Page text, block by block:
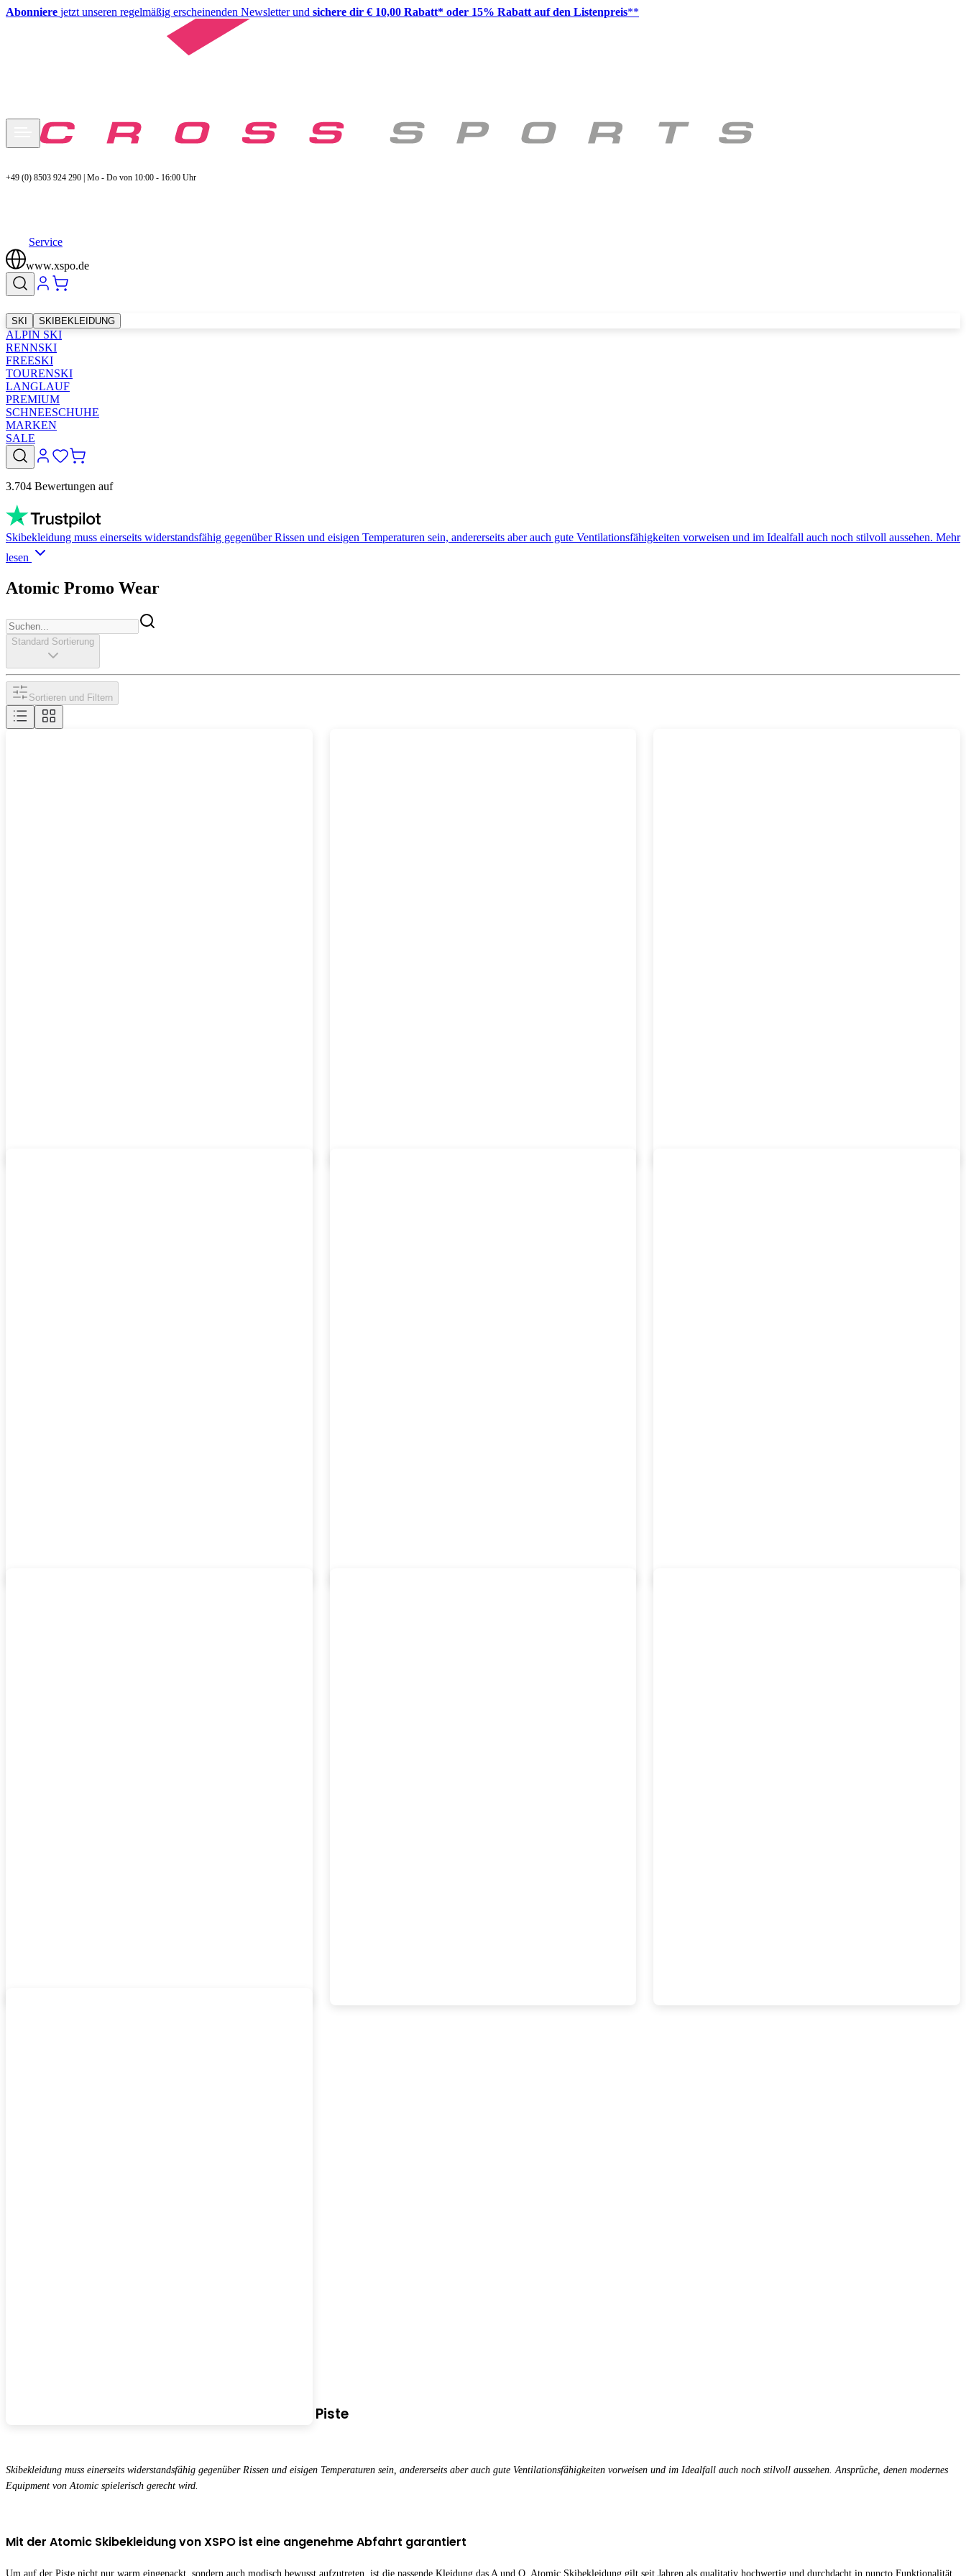
Abonniere jetzt unseren regelmäßig erscheinenden Newsletter und sichere dir € 10,00 Rabatt* oder 15% Rabatt auf den Listenpreis**
+49 (0) 8503 924 290 | Mo - Do von 10:00 - 16:00 Uhr
Service
www.xspo.de
SKI SKIBEKLEIDUNG
ALPIN SKI
RENNSKI
FREESKI
TOURENSKI
LANGLAUF
PREMIUM
SCHNEESCHUHE
MARKEN
SALE
3.704 Bewertungen auf
Skibekleidung muss einerseits widerstandsfähig gegenüber Rissen und eisigen Temperaturen sein, andererseits aber auch gute Ventilationsfähigkeiten vorweisen und im Idealfall auch noch stilvoll aussehen. Mehr
lesen
Atomic Promo Wear
Standard Sortierung
Sortieren und Filtern
Atomic Skibekleidung – Gut gerüstet auf die Piste
Skibekleidung muss einerseits widerstandsfähig gegenüber Rissen und eisigen Temperaturen sein, andererseits aber auch gute Ventilationsfähigkeiten vorweisen und im Idealfall auch noch stilvoll aussehen. Ansprüche, denen modernes
Equipment von Atomic spielerisch gerecht wird.
Mit der Atomic Skibekleidung von XSPO ist eine angenehme Abfahrt garantiert
Um auf der Piste nicht nur warm eingepackt, sondern auch modisch bewusst aufzutreten, ist die passende Kleidung das A und O. Atomic Skibekleidung gilt seit Jahren als qualitativ hochwertig und durchdacht in puncto Funktionalität